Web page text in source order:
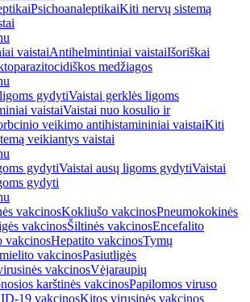
PsichoanaleptikaiKiti nervų sistemą
vaistaiAntihelmintiniai vaistaiIšoriškai
medžiagos
gydytiVaistai gerklės ligoms
vaistaiVaistai nuo kosulio ir
veikimo antihistamininiai vaistaiKiti
veikiantys vaistai
gydytiVaistai ausų ligoms gydytiVaistai
gydyti
vakcinosKokliušo vakcinosPneumokokinės
vakcinosŠiltinės vakcinosEncefalito
vakcinosHepatito vakcinosTymų
vakcinosPasiutligės
vakcinosVėjaraupių
karštinės vakcinosPapilomos viruso
19 vakcinosKitos virusinės vakcinos